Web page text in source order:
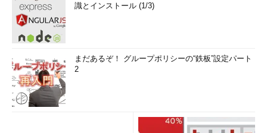
識とインストール (1/3)
まだあるぞ！ グループポリシーの“鉄板”設定パート
2